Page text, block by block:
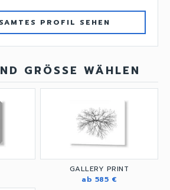
PROFIL SEHEN
GRÖSSE WÄHLEN
GALLERY PRINT
ab 585 €